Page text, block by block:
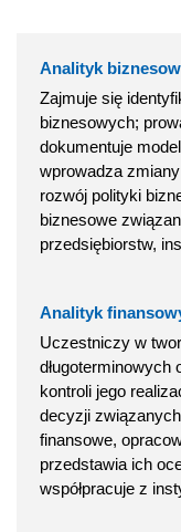
Analityk
Zajmuje się
biznesowych;
dokumentuje
wprowadza
rozwój polityki
biznesowe
przedsiębiorstw,
Analityk
Uczestniczy w
długoterminowych
kontroli jego
decyzji
finansowe,
przedstawia ich
współpracuje z